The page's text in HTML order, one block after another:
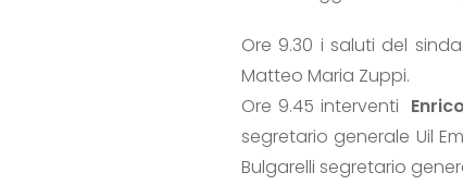
Ore 9.30 i saluti del
Matteo Maria Zuppi.
Ore 9.45 interventi
segretario generale Uil
Bulgarelli segretario